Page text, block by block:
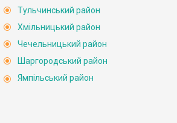
Тульчинський район
Хмільницький район
Чечельницький район
Шаргородський район
Ямпільський район